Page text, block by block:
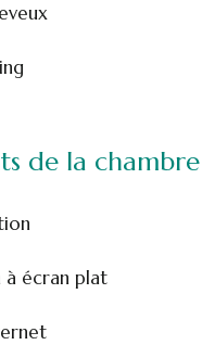
de la chambre
à écran plat